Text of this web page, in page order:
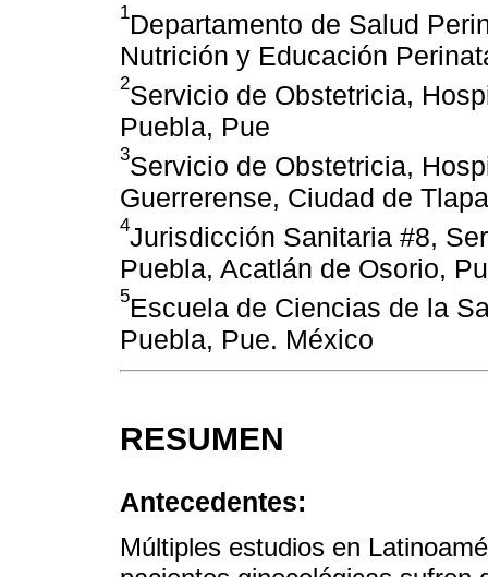
1Departamento de Salud
Nutrición y Educación
2Servicio de Obstetricia,
Puebla, Pue
3Servicio de Obstetricia,
Guerrerense, Ciudad de
4Jurisdicción Sanitaria #8,
Puebla, Acatlán de Osorio,
5Escuela de Ciencias de la
Puebla, Pue. México
RESUMEN
Antecedentes:
Múltiples estudios en